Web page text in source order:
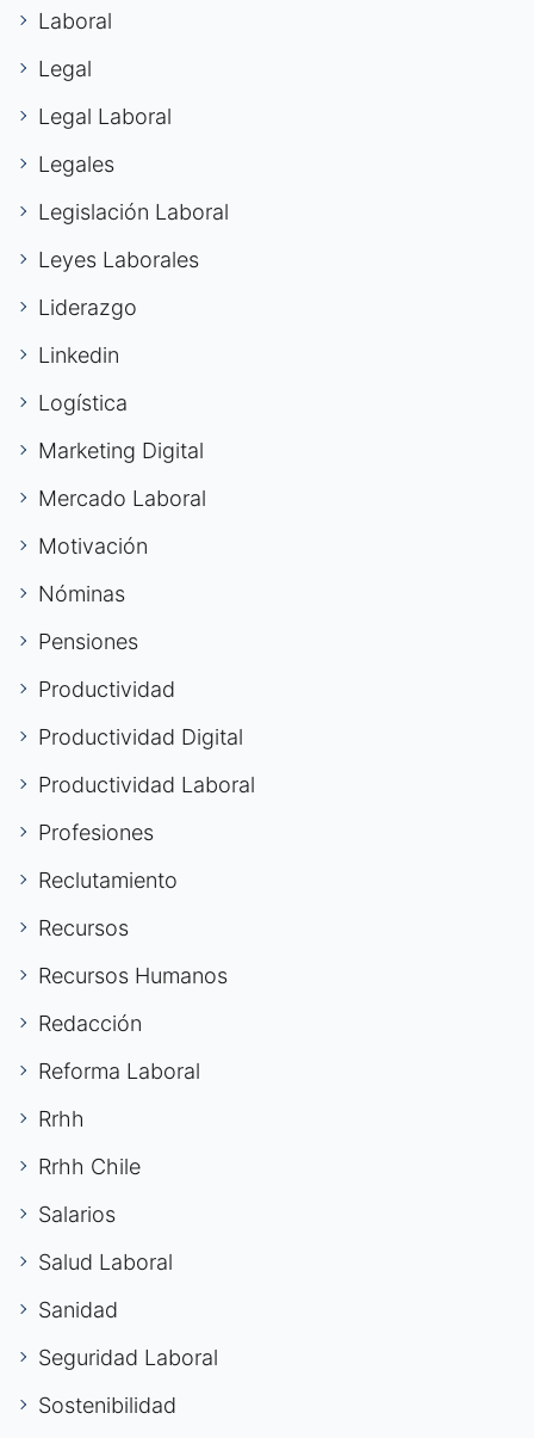
Laboral
Legal
Legal Laboral
Legales
Legislación Laboral
Leyes Laborales
Liderazgo
Linkedin
Logística
Marketing Digital
Mercado Laboral
Motivación
Nóminas
Pensiones
Productividad
Productividad Digital
Productividad Laboral
Profesiones
Reclutamiento
Recursos
Recursos Humanos
Redacción
Reforma Laboral
Rrhh
Rrhh Chile
Salarios
Salud Laboral
Sanidad
Seguridad Laboral
Sostenibilidad